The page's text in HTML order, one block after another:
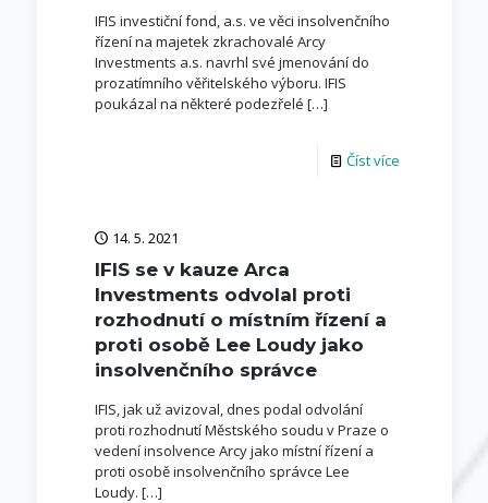
IFIS investiční fond, a.s. ve věci insolvenčního
řízení na majetek zkrachovalé Arcy
Investments a.s. navrhl své jmenování do
prozatímního věřitelského výboru. IFIS
poukázal na některé podezřelé […]
Číst více
14. 5. 2021
IFIS se v kauze Arca
Investments odvolal proti
rozhodnutí o místním řízení a
proti osobě Lee Loudy jako
insolvenčního správce
IFIS, jak už avizoval, dnes podal odvolání
proti rozhodnutí Městského soudu v Praze o
vedení insolvence Arcy jako místní řízení a
proti osobě insolvenčního správce Lee
Loudy. […]